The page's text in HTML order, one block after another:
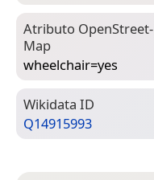
Atributo Open­Street­
Map
wheelchair=­yes
Wiki­data ID
Q14915993